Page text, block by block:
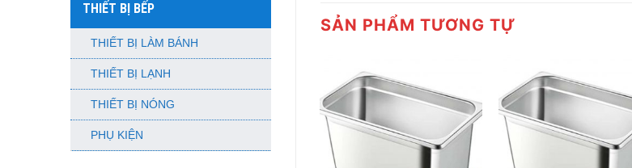
THIẾT BỊ BẾP
THIẾT BỊ LÀM BÁNH
THIẾT BỊ LẠNH
THIẾT BỊ NÓNG
PHỤ KIỆN
SẢN PHẨM TƯƠNG TỰ